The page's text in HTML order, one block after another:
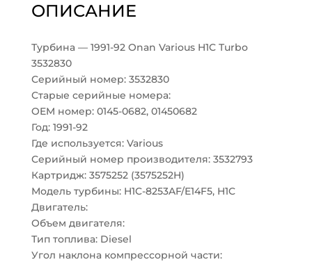
ОПИСАНИЕ
Турбина — 1991-92 Onan Various H1C Turbo
3532830
Серийный номер: 3532830
Старые серийные номера:
OEM номер: 0145-0682, 01450682
Год: 1991-92
Где используется: Various
Серийный номер производителя: 3532793
Картридж: 3575252 (3575252H)
Модель турбины: H1C-8253AF/E14F5, H1C
Двигатель:
Объем двигателя:
Тип топлива: Diesel
Угол наклона компрессорной части: